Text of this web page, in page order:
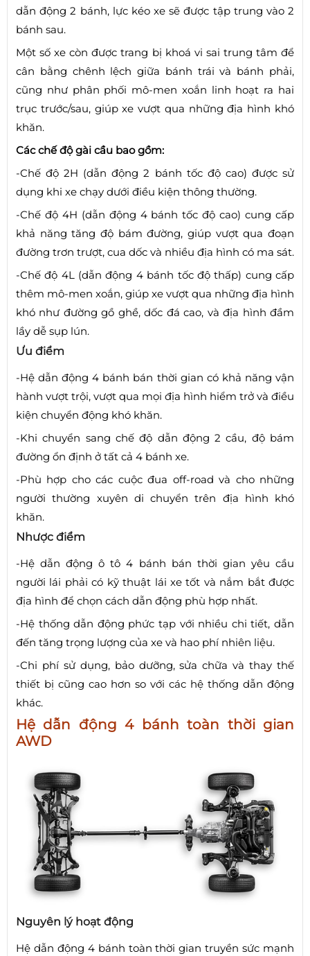
dẫn động 2 bánh, lực kéo xe sẽ được tập trung vào 2
bánh sau.
Một số xe còn được trang bị khoá vi sai trung tâm để
cân bằng chênh lệch giữa bánh trái và bánh phải,
cũng như phân phối mô-men xoắn linh hoạt ra hai
trục trước/sau, giúp xe vượt qua những địa hình khó
khăn.
Các chế độ gài cầu bao gồm:
-Chế độ 2H (dẫn động 2 bánh tốc độ cao) được sử
dụng khi xe chạy dưới điều kiện thông thường.
-Chế độ 4H (dẫn động 4 bánh tốc độ cao) cung cấp
khả năng tăng độ bám đường, giúp vượt qua đoạn
đường trơn trượt, cua dốc và nhiều địa hình có ma sát.
-Chế độ 4L (dẫn động 4 bánh tốc độ thấp) cung cấp
thêm mô-men xoắn, giúp xe vượt qua những địa hình
khó như đường gồ ghề, dốc đá cao, và địa hình đầm
lầy dễ sụp lún.
Ưu điểm
-Hệ dẫn động 4 bánh bán thời gian có khả năng vận
hành vượt trội, vượt qua mọi địa hình hiểm trở và điều
kiện chuyển động khó khăn.
-Khi chuyển sang chế độ dẫn động 2 cầu, độ bám
đường ổn định ở tất cả 4 bánh xe.
-Phù hợp cho các cuộc đua off-road và cho những
người thường xuyên di chuyển trên địa hình khó
khăn.
Nhược điểm
-Hệ dẫn động ô tô 4 bánh bán thời gian yêu cầu
người lái phải có kỹ thuật lái xe tốt và nắm bắt được
địa hình để chọn cách dẫn động phù hợp nhất.
-Hệ thống dẫn động phức tạp với nhiều chi tiết, dẫn
đến tăng trọng lượng của xe và hao phí nhiên liệu.
-Chi phí sử dụng, bảo dưỡng, sửa chữa và thay thế
thiết bị cũng cao hơn so với các hệ thống dẫn động
khác.
Hệ dẫn động 4 bánh toàn thời gian
AWD
Nguyên lý hoạt động
Hệ dẫn động 4 bánh toàn thời gian truyền sức mạnh